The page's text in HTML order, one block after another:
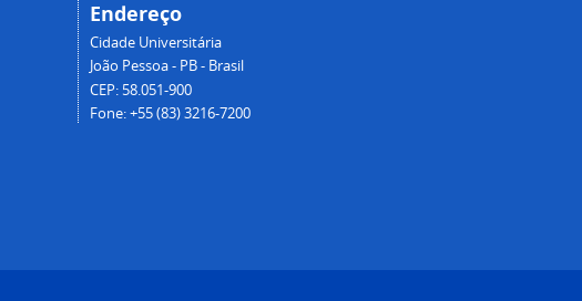
Endereço
Cidade Universitária
João Pessoa - PB - Brasil
CEP: 58.051-900
Fone: +55 (83) 3216-7200